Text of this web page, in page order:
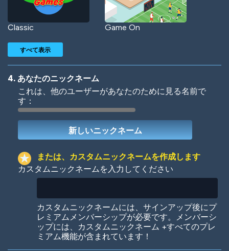
Classic Game On
Woof
Colorful
すべて表示
4. あなたのニックネーム
これは、他のユーザーがあなたのために見る名前で
す：
または、カスタムニックネームを作成します
カスタムニックネームを入力してください
カスタムニックネームには、サインアップ後にプ
レミアムメンバーシップが必要です。メンバーシ
ップには、カスタムニックネーム +すべてのプレ
ミアム機能が含まれています！